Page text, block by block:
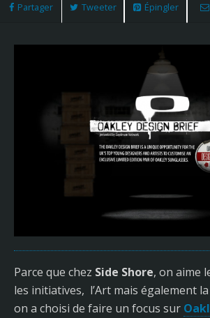
Partager Tweeter Épingler
Parce que chez Side Shore, on aime
les initiatives, l’Art mais également
on a choisi de faire un focus sur